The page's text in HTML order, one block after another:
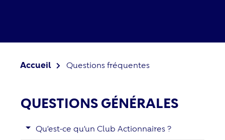
Accueil Questions fréquentes
QUESTIONS GÉNÉRALES
Qu’est-ce qu’un Club Actionnaires ?